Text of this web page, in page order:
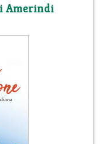
Amerindi